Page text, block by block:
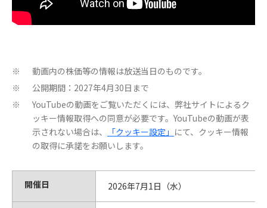
※ 動画内の株価等の情報は放送当日のものです。
※ 公開期間：2027年4月30日まで
※
YouTubeの動画をご覧いただくには、弊社サイトによるク
ッキー情報取得への同意が必要です。YouTubeの動画が表
示されない場合は、
「クッキー設定」 にて、クッキー情報
の取得に承諾をお願いします。
開催日 2026年7月1日（水）